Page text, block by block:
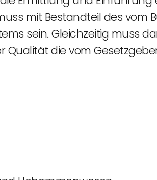
mit Bestandteil des vom
sein. Gleichzeitig muss
Qualität die vom